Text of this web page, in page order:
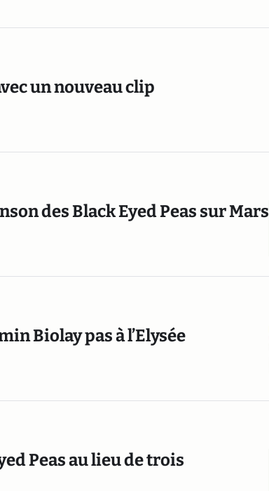
un nouveau clip
des Black Eyed Peas sur Mars
Biolay pas à l’Elysée
Peas au lieu de trois